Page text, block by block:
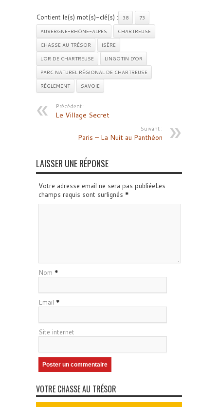
Contient le(s) mot(s)-clé(s) : 38
73
AUVERGNE-RHÔNE-ALPES
CHARTREUSE
CHASSE AU TRÉSOR
ISÈRE
L'OR DE CHARTREUSE
LINGOTIN D'OR
PARC NATUREL RÉGIONAL DE CHARTREUSE
RÈGLEMENT
SAVOIE
Précédent :
Le Village Secret
Suivant :
Paris – La Nuit au Panthéon
LAISSER UNE RÉPONSE
Votre adresse email ne sera pas publiéeLes
champs requis sont surlignés *
Nom *
Email *
Site internet
VOTRE CHASSE AU TRÉSOR